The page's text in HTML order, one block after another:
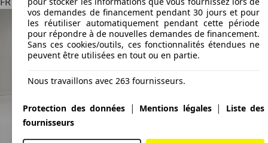
vos demandes de financement pendant 30 jours et pour
les réutiliser automatiquement pendant cette période
pour répondre à de nouvelles demandes de financement.
Sans ces cookies/outils, ces fonctionnalités étendues ne
peuvent être utilisées en tout ou en partie.
Nous travaillons avec 263 fournisseurs.
Protection des données | Mentions légales|
Liste des
fournisseurs